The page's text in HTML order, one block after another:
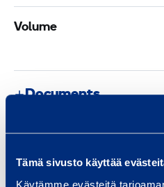
Tämä sivusto käyttää
Käytämme evästeitä
Volume
Documents
Similar products